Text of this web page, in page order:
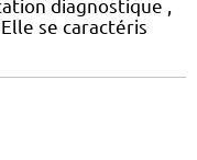
diagnostique ,
se caractéris